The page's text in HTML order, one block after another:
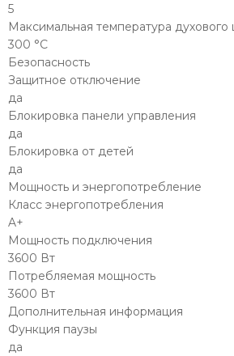
5
Максимальная температура
300 °С
Безопасность
Защитное отключение
да
Блокировка панели управления
да
Блокировка от детей
да
Мощность и энергопотребление
Класс энергопотребления
A+
Мощность подключения
3600 Вт
Потребляемая мощность
3600 Вт
Дополнительная информация
Функция паузы
да